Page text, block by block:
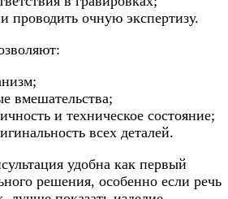
проводить очную экспертизу.
вмешательства;
и техническое состояние;
всех деталей.
удобна как первый
решения, особенно если речь